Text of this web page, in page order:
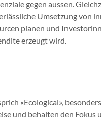
gegen aussen.
Umsetzung von
planen und
erzeugt wird.
«Ecological»,
und behalten den Fokus